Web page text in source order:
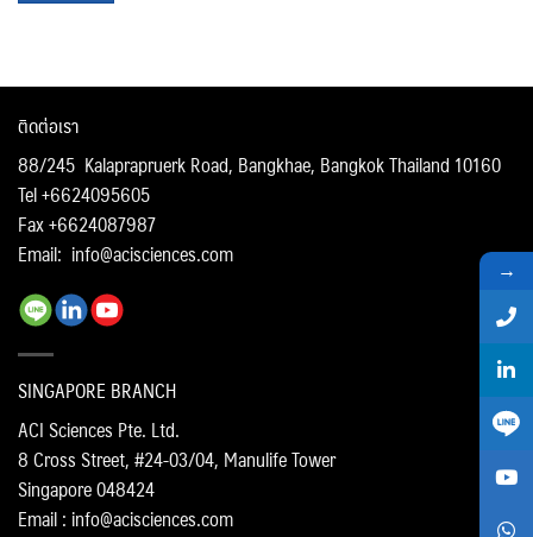
ติดต่อเรา
88/245 Kalaprapruerk Road, Bangkhae, Bangkok Thailand 10160
Tel +6624095605
Fax +6624087987
Email: info@acisciences.com
SINGAPORE BRANCH
ACI Sciences Pte. Ltd.
8 Cross Street, #24-03/04, Manulife Tower
Singapore 048424
Email : info@acisciences.com
→